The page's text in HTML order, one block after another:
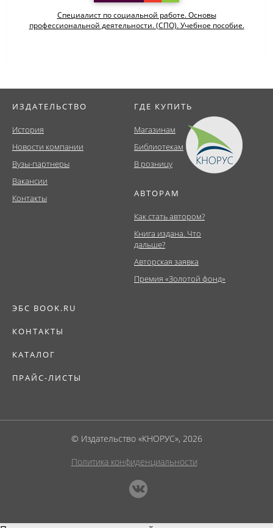
Специалист по социальной работе. Основы
профессиональной деятельности. (СПО). Учебное пособие.
ИЗДАТЕЛЬСТВО
История
Новости компании
Вузы-партнеры
Вакансии
Контакты
ГДЕ КУПИТЬ
Магазинам
Библиотекам
В розницу
АВТОРАМ
Как стать автором?
Книга издана. Что
дальше?
Авторская заявка
Премия «Золотой фонд»
ЭБС BOOK.RU
КОНТАКТЫ
КАТАЛОГ
ПРАЙС-ЛИСТЫ
© Издательство «КНОРУС», 2026
Политика конфиденциальности